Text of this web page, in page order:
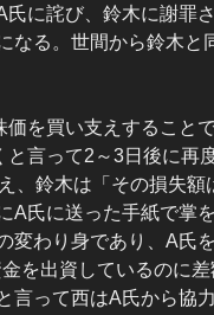
に詫び、鈴木に謝罪
なる。世間から鈴木と
を買い支えすること
言って2～3日後に再
、鈴木は「その損失
A氏に送った手紙で掌
変わり身であり、A氏
を出資しているのに
言って西はA氏から協